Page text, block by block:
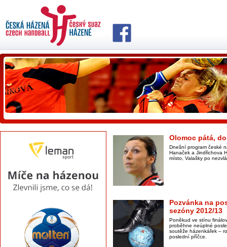
Olomoc pátá,
Dnešní program české
Hanaček a Jindřichova
místo, Valašky po
Pozvánka na
sezóny 2012/13
Poněkud ve stínu
proběhne neúplné
soutěže házenkářek –
poslední příčce.